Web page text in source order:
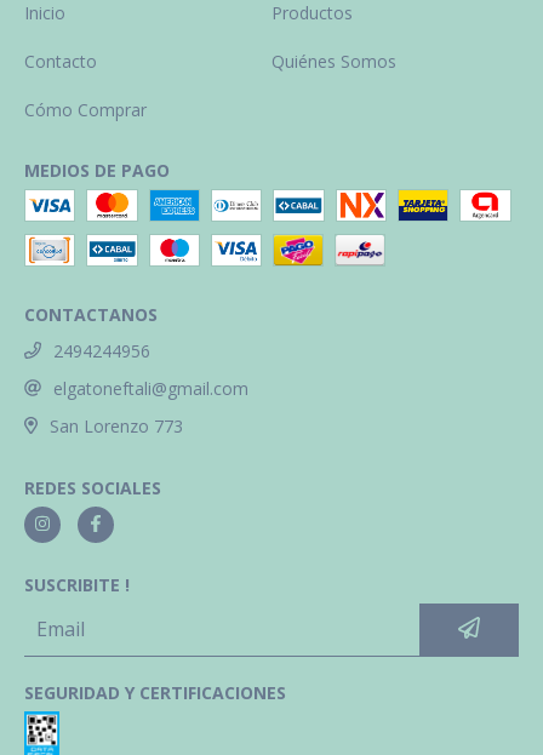
Inicio
Productos
Contacto Quiénes Somos
Cómo Comprar
MEDIOS DE PAGO
CONTACTANOS
2494244956
elgatoneftali@gmail.com
San Lorenzo 773
REDES SOCIALES
SUSCRIBITE !
SEGURIDAD Y CERTIFICACIONES